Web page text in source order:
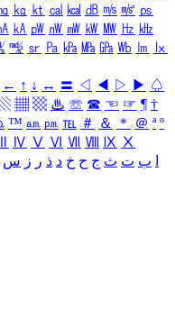
㎏ ㏏ ㎈ ㎉ ㏈ ㎧ ㎨ ㎰
㎄ ㎺ ㎻ ㎽ ㎾ ㎿ ㎐ ㎑
㎯ ㏛ ㎩ ㎪ ㎫ ㎬ ㏝ ㏐
㏓
← ↑ ↓ ↔ 〓 ◁ ◀ ▷ ▶ ♤
▦ ▩ ♨ ☏ ☎ ☜ ☞ ¶ †
™ ㏂ ㏘ ℡ ＃ ＆ ＊ ＠ ª º
Ⅳ Ⅴ Ⅵ Ⅶ Ⅷ Ⅸ Ⅹ
ب ت ث ج ح خ د ذ ر ز س